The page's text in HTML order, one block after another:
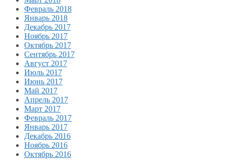
Февраль 2018
Январь 2018
Декабрь 2017
Ноябрь 2017
Октябрь 2017
Сентябрь 2017
Август 2017
Июль 2017
Июнь 2017
Май 2017
Апрель 2017
Март 2017
Февраль 2017
Январь 2017
Декабрь 2016
Ноябрь 2016
Октябрь 2016